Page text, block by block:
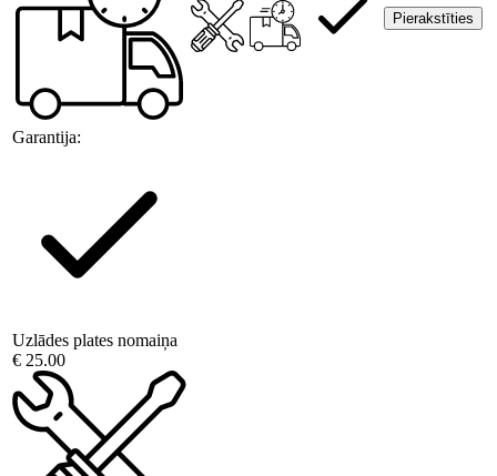
Garantija:
Pierakstīties
Uzlādes plates nomaiņa
€ 25.00